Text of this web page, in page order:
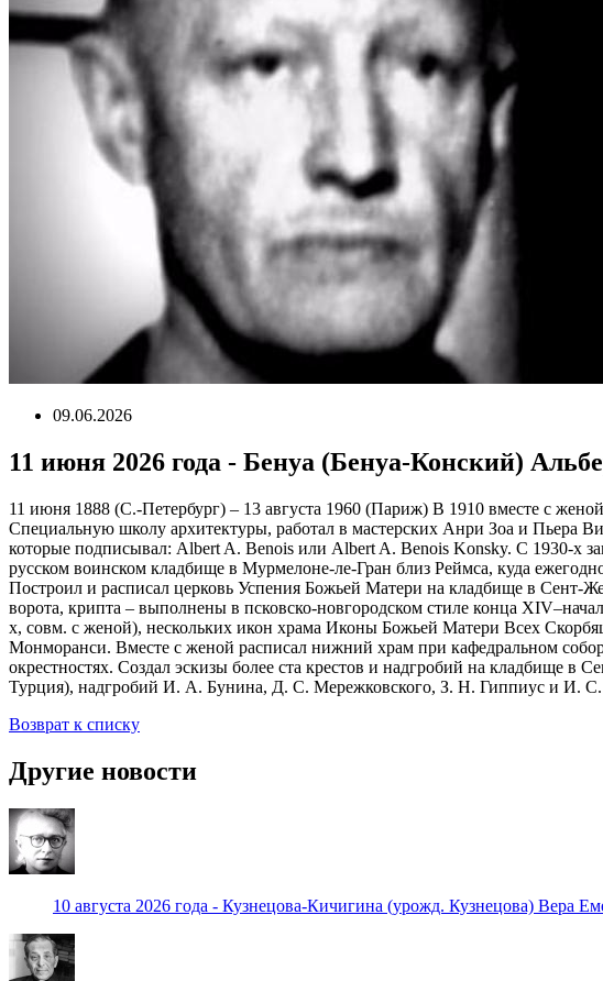
09.06.2026
11 июня 2026 года - Бенуа (Бенуа-Конский)
11 июня 1888 (С.-Петербург) – 13 августа 1960 (Париж) В 1910 вместе с
Специальную школу архитектуры, работал в мастерских Анри Зоа и Пьера
которые подписывал: Albert A. Benois или Albert A. Benois Konsky. С 1930-х
русском воинском кладбище в Мурмелоне-ле-Гран близ Реймса, куда
Построил и расписал церковь Успения Божьей Матери на кладбище в Сент-
ворота, крипта – выполнены в псковско-новгородском стиле конца
х, совм. с женой), нескольких икон храма Иконы Божьей Матери Всех
Монморанси. Вместе с женой расписал нижний храм при кафедральном
окрестностях. Создал эскизы более ста крестов и надгробий на кладбище в
Турция), надгробий И. А. Бунина, Д. С. Мережковского, З. Н. Гиппиус и И.
Возврат к списку
Другие новости
10 августа 2026 года - Кузнецова-Кичигина (урожд. Кузнецова) Вера